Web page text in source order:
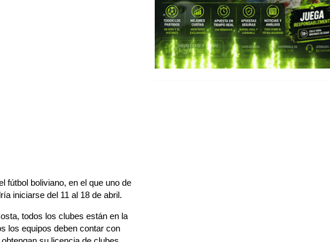
fútbol boliviano, en el que uno de
iniciarse del 11 al 18 de abril.
todos los clubes están en la
los equipos deben contar con